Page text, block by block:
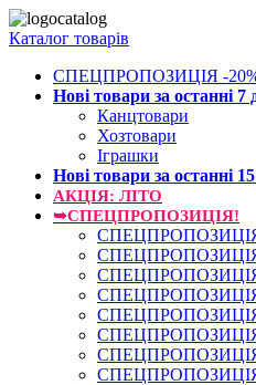
Каталог товарів
СПЕЦПРОПОЗИЦІЯ -
Нові товари за останнi 7
Канцтовари
Хозтовари
Іграшки
Нові товари за останнi
АКЦІЯ: ЛІТО
➥СПЕЦПРОПОЗИЦІЯ!